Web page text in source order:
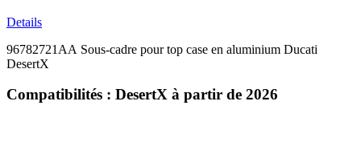
Details
96782721AA Sous-cadre pour top case en aluminium Ducati
DesertX
Compatibilités : DesertX à partir de 2026